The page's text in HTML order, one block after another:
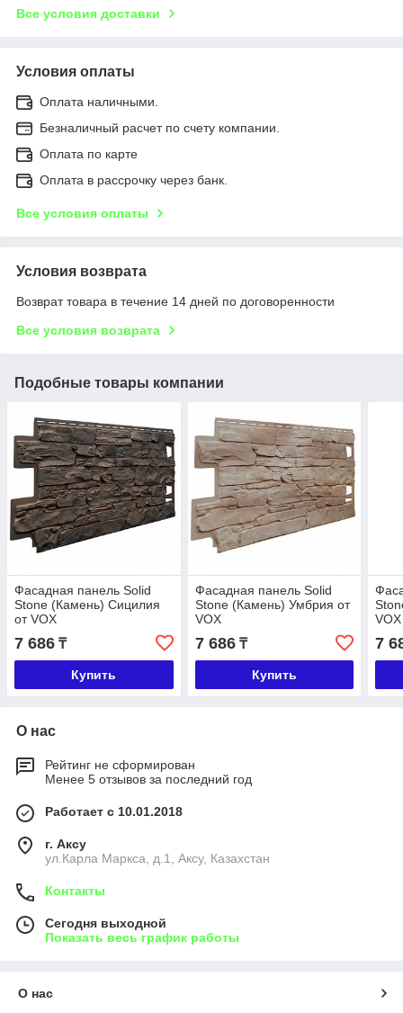
Все условия доставки
Условия оплаты
Оплата наличными.
Безналичный расчет по счету компании.
Оплата по карте
Оплата в рассрочку через банк.
Все условия оплаты
Условия возврата
Возврат товара в течение 14 дней по договоренности
Все условия возврата
Подобные товары компании
Фасадная панель Solid
Stone (Камень) Сицилия
от VOX
7 686 ₸
Купить
Фасадная панель Solid
Stone (Камень) Умбрия от
VOX
7 686₸
Купить
VOX
7
О нас
Рейтинг не сформирован
Менее 5 отзывов за последний год
Работает с 10.01.2018
г. Аксу
ул.Карла Маркса, д.1, Аксу, Казахстан
Контакты
Сегодня выходной
Показать весь график работы
О нас